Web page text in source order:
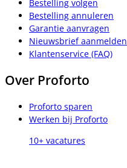
Bestelling volgen
Bestelling annuleren
Garantie aanvragen
Nieuwsbrief aanmelden
Klantenservice (FAQ)
Over Proforto
Proforto sparen
Werken bij Proforto
10+ vacatures